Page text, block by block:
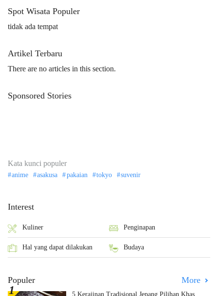
Spot Wisata Populer
tidak ada tempat
Artikel Terbaru
There are no articles in this section.
Sponsored Stories
Kata kunci populer
anime asakusa pakaian tokyo suvenir
Interest
Kuliner Penginapan
Hal yang dapat dilakukan Budaya
Populer More
5 Kerajinan Tradisional Jepang Pilihan Khas